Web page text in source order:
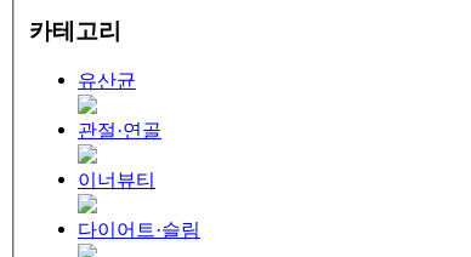
카테고리
유산균
관절·연골
이너뷰티
다이어트·슬림